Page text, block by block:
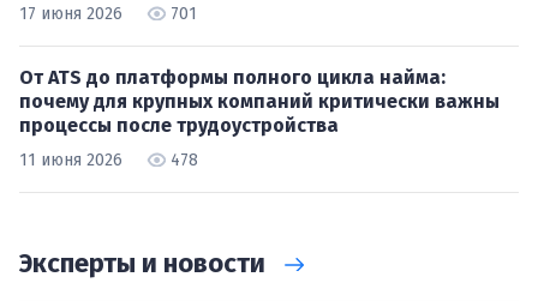
17 июня 2026 701
От ATS до платформы полного цикла найма:
почему для крупных компаний критически важны
процессы после трудоустройства
11 июня 2026 478
Эксперты и новости